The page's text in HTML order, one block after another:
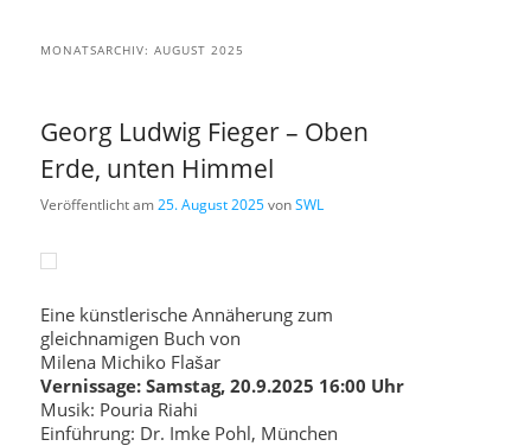
MONATSARCHIV:AUGUST 2025
Georg Ludwig Fieger – Oben
Erde, unten Himmel
Veröffentlicht am25. August 2025vonSWL
Eine künstlerische Annäherung zum
gleichnamigen Buch von
Milena Michiko Flašar
Vernissage: Samstag, 20.9.2025 16:00 Uhr
Musik: Pouria Riahi
Einführung: Dr. Imke Pohl, München